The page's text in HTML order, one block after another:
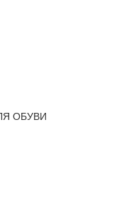
ОБУВИ